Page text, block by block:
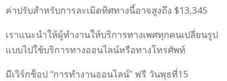
ค่าปรับสำหรับการละเมิดทิศทางนี้อาจสูงถึง $13,345
เราแนะนำให้ผู้ทำงานให้บริการทางเพศทุกคนเปลี่ยนรูป
แบบไปใช้บริการทางออนไลน์หรือทางโทรศัพท์
มีเวิร์กช็อป “การทำงานออนไลน์” ฟรี วันพุธที่15